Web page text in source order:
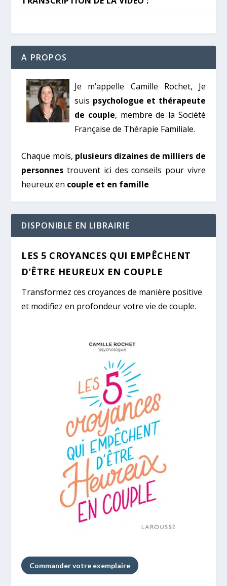
A PROPOS
Je m’appelle Camille Rochet, Je
suis psychologue et thérapeute
de couple, membre de la Société
Française de Thérapie Familiale.
Chaque mois, plusieurs dizaines de milliers de
personnes trouvent ici des conseils pour vivre
heureux en couple et en famille
DISPONIBLE EN LIBRAIRIE
LES 5 CROYANCES QUI EMPÊCHENT
D’ÊTRE HEUREUX EN COUPLE
Transformez ces croyances de manière positive
et modifiez en profondeur votre vie de couple.
Commander votre exemplaire